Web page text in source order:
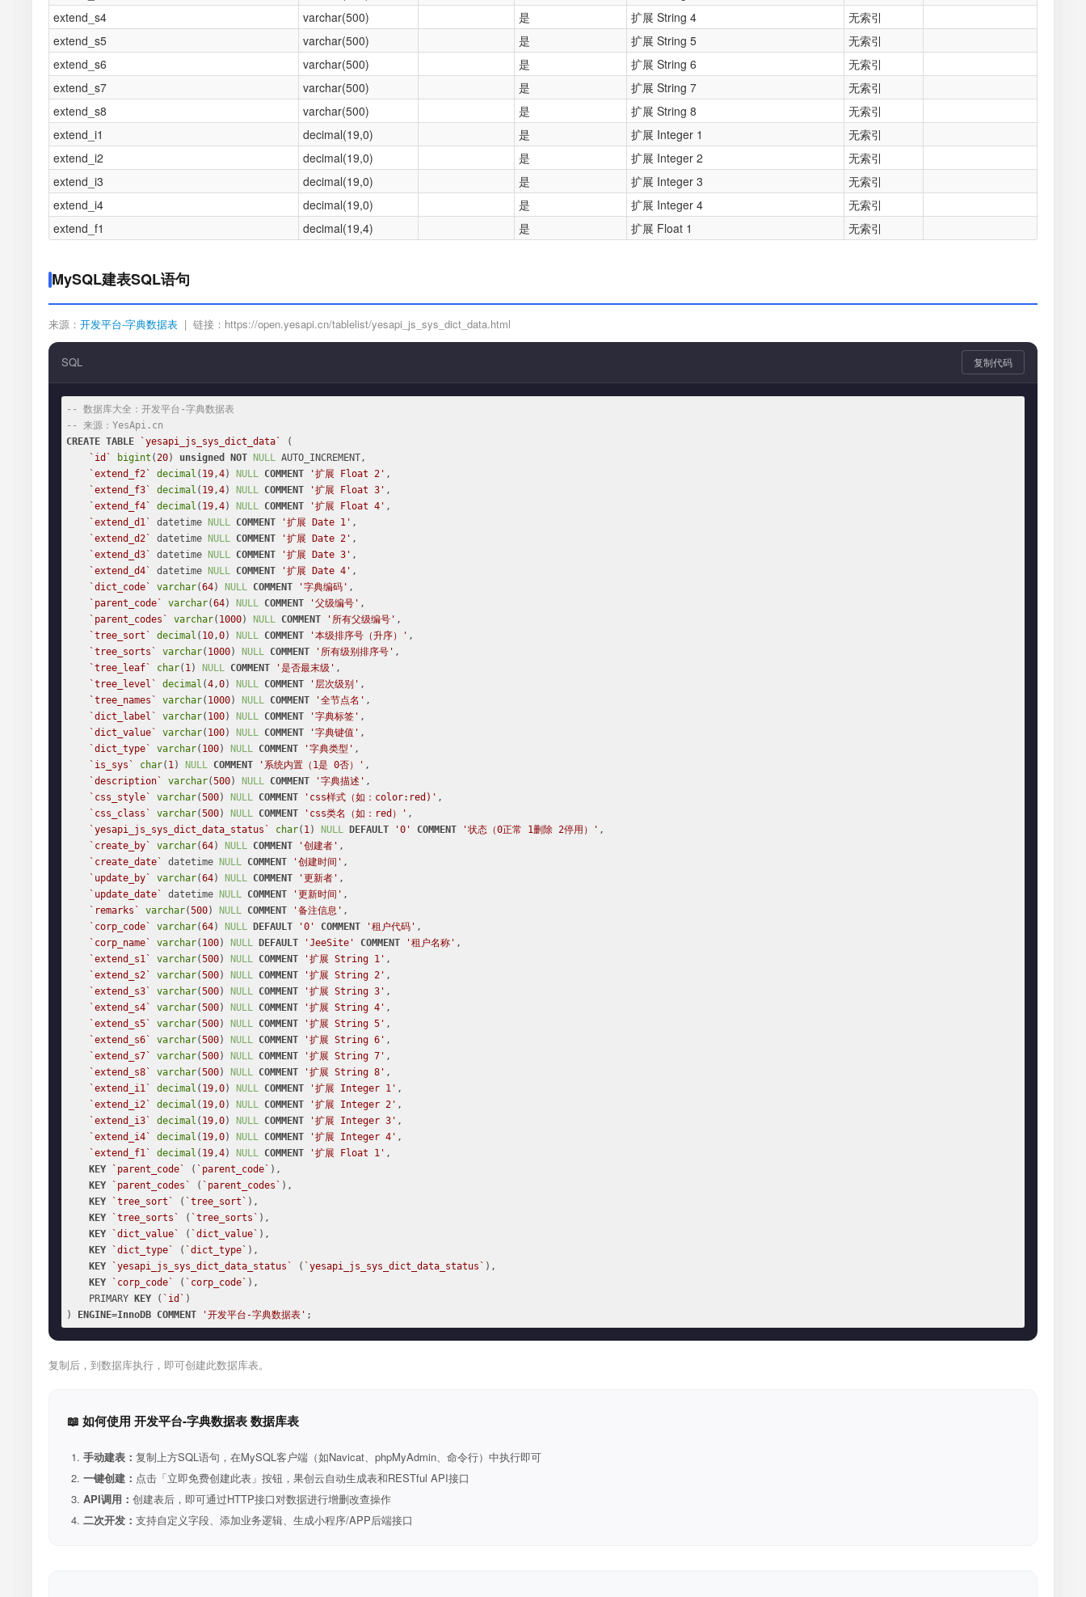
extend_s4
varchar(500) 是 扩展 String 4
无索引
extend_s5
varchar(500) 是 扩展 String 5
无索引
extend_s6
varchar(500) 是 扩展 String 6
无索引
extend_s7
varchar(500) 是 扩展 String 7
无索引
extend_s8
varchar(500) 是 扩展 String 8
无索引
extend_i1
decimal(19,0) 是 扩展 Integer 1
无索引
extend_i2
decimal(19,0) 是 扩展 Integer 2
无索引
extend_i3
decimal(19,0) 是 扩展 Integer 3
无索引
extend_i4
decimal(19,0) 是 扩展 Integer 4
无索引
extend_f1
decimal(19,4) 是 扩展 Float 1 无索引
MySQL建表SQL语句
来源： 开发平台-字典数据表 | 链接：https://open.yesapi.cn/tablelist/yesapi_js_sys_dict_data.html
SQL 复制代码
-- 数据库大全：开发平台-字典数据表
-- 来源：YesApi.cn
CREATE TABLE `yesapi_js_sys_dict_data`
(
`id`
bigint (20) unsigned NOT NULL AUTO_INCREMENT,
`extend_f2`
decimal ( 19,4) NULL COMMENT '扩展 Float 2' ,
`extend_f3`
decimal ( 19,4) NULL COMMENT '扩展 Float 3' ,
`extend_f4`
decimal ( 19,4) NULL COMMENT '扩展 Float 4' ,
`extend_d1`
datetime NULL COMMENT '扩展 Date 1' ,
`extend_d2`
datetime NULL COMMENT '扩展 Date 2' ,
`extend_d3`
datetime NULL COMMENT '扩展 Date 3' ,
`extend_d4`
datetime NULL COMMENT '扩展 Date 4' ,
`dict_code`
varchar(64) NULL COMMENT '字典编码' ,
`parent_code`
varchar(64) NULL COMMENT '父级编号' ,
`parent_codes`
varchar( 1000) NULL COMMENT '所有父级编号' ,
`tree_sort`
decimal ( 10,0) NULL COMMENT '本级排序号（升序）' ,
`tree_sorts`
varchar( 1000) NULL COMMENT '所有级别排序号' ,
`tree_leaf`
char( 1) NULL COMMENT '是否最末级' ,
`tree_level`
decimal (4,0) NULL COMMENT '层次级别' ,
`tree_names`
varchar( 1000) NULL COMMENT '全节点名' ,
`dict_label`
varchar( 100) NULL COMMENT '字典标签' ,
`dict_value`
varchar( 100) NULL COMMENT '字典键值' ,
`dict_type`
varchar( 100) NULL COMMENT '字典类型' ,
`is_sys`
char( 1) NULL COMMENT '系统内置（1是 0否）' ,
`description`
varchar(500) NULL COMMENT '字典描述' ,
`css_style`
varchar(500) NULL COMMENT 'css样式（如：color:red)' ,
`css_class`
varchar(500) NULL COMMENT 'css类名（如：red）' ,
`yesapi_js_sys_dict_data_status`
char( 1) NULL DEFAULT '0' COMMENT '状态（0正常 1删除 2停用）' ,
`create_by`
varchar(64) NULL COMMENT '创建者' ,
`create_date`
datetime NULL COMMENT '创建时间' ,
`update_by`
varchar(64) NULL COMMENT '更新者' ,
`update_date`
datetime NULL COMMENT '更新时间' ,
`remarks`
varchar(500) NULL COMMENT '备注信息' ,
`corp_code`
varchar(64) NULL DEFAULT '0' COMMENT '租户代码' ,
`corp_name`
varchar( 100) NULL DEFAULT 'JeeSite' COMMENT '租户名称' ,
`extend_s1`
varchar(500) NULL COMMENT '扩展 String 1' ,
`extend_s2`
varchar(500) NULL COMMENT '扩展 String 2' ,
`extend_s3`
varchar(500) NULL COMMENT '扩展 String 3' ,
`extend_s4`
varchar(500) NULL COMMENT '扩展 String 4' ,
`extend_s5`
varchar(500) NULL COMMENT '扩展 String 5' ,
`extend_s6`
varchar(500) NULL COMMENT '扩展 String 6' ,
`extend_s7`
varchar(500) NULL COMMENT '扩展 String 7' ,
`extend_s8`
varchar(500) NULL COMMENT '扩展 String 8' ,
`extend_i1`
decimal ( 19,0) NULL COMMENT '扩展 Integer 1' ,
`extend_i2`
decimal ( 19,0) NULL COMMENT '扩展 Integer 2' ,
`extend_i3`
decimal ( 19,0) NULL COMMENT '扩展 Integer 3' ,
`extend_i4`
decimal ( 19,0) NULL COMMENT '扩展 Integer 4' ,
`extend_f1`
decimal ( 19,4) NULL COMMENT '扩展 Float 1' ,
KEY
`parent_code` ( `parent_code` ),
KEY
`parent_codes` ( `parent_codes` ),
KEY
`tree_sort` ( `tree_sort` ),
KEY
`tree_sorts` ( `tree_sorts` ),
KEY
`dict_value` ( `dict_value` ),
KEY
`dict_type` ( `dict_type` ),
KEY
`yesapi_js_sys_dict_data_status` ( `yesapi_js_sys_dict_data_status` ),
KEY
`corp_code` ( `corp_code` ),
    PRIMARY
KEY ( `id` )
)
ENGINE=InnoDB COMMENT '开发平台-字典数据表' ;
复制后，到数据库执行，即可创建此数据库表。
📖 如何使用 开发平台-字典数据表 数据库表
手动建表： 复制上方SQL语句，在MySQL客户端（如Navicat、phpMyAdmin、命令行）中执行即可
一键创建： 点击「立即免费创建此表」按钮，果创云自动生成表和RESTful API接口
API调用： 创建表后，即可通过HTTP接口对数据进行增删改查操作
二次开发： 支持自定义字段、添加业务逻辑、生成小程序/APP后端接口